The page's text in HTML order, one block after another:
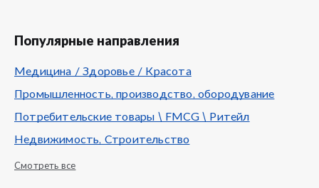
Популярные направления
Медицина / Здоровье / Красота
Промышленность, производство, обородувание
Потребительские товары \ FMCG \ Ритейл
Недвижимость, Строительство
Смотреть все